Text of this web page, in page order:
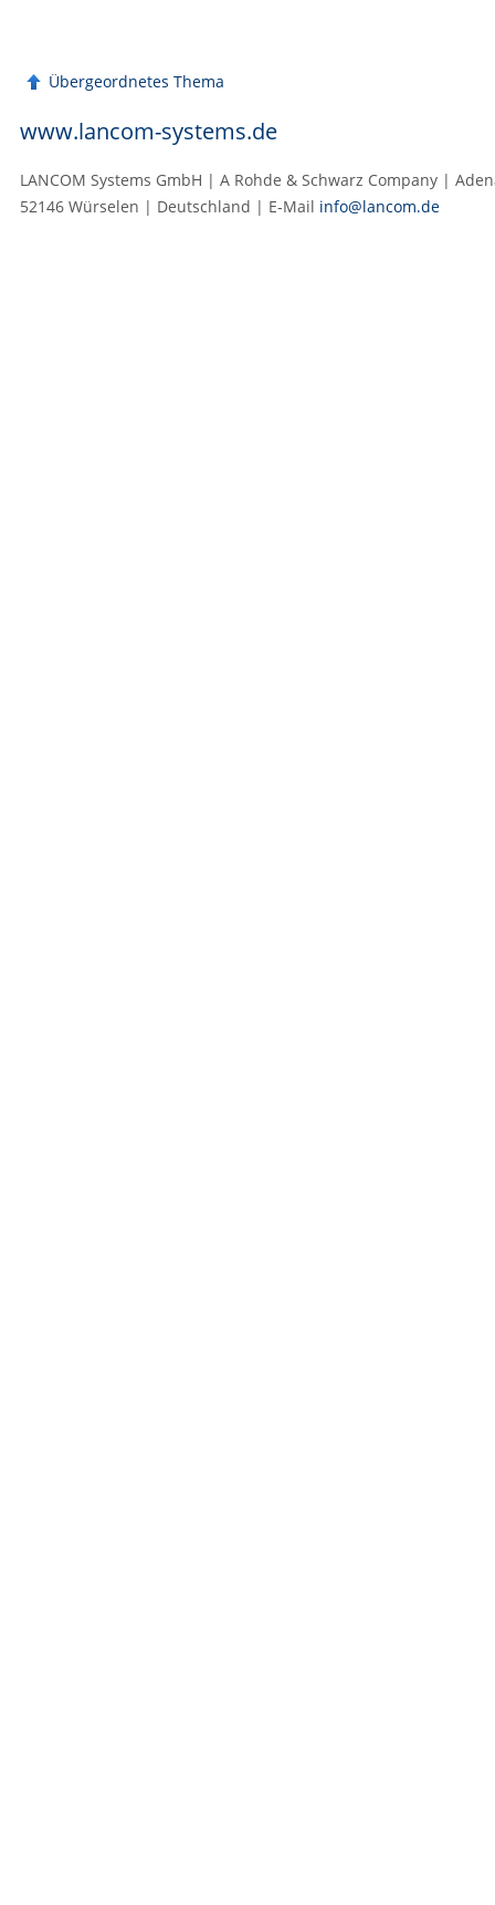
Übergeordnetes Thema
www.lancom-systems.de
LANCOM Systems GmbH | A Rohde & Schwarz Company |
52146 Würselen | Deutschland | E‑Mail info@lancom.de